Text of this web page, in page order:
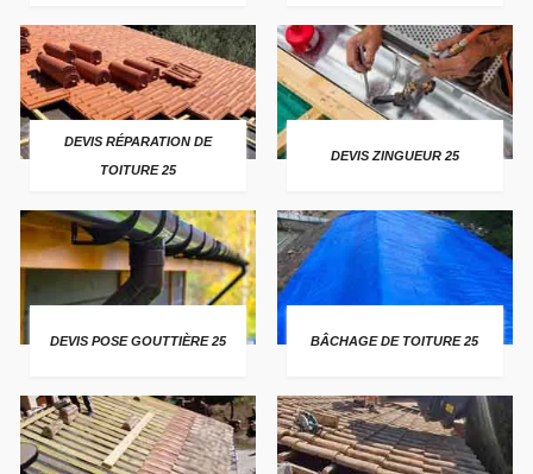
DEVIS RÉPARATION DE
TOITURE 25
DEVIS ZINGUEUR 25
DEVIS POSE GOUTTIÈRE 25 BÂCHAGE DE TOITURE 25